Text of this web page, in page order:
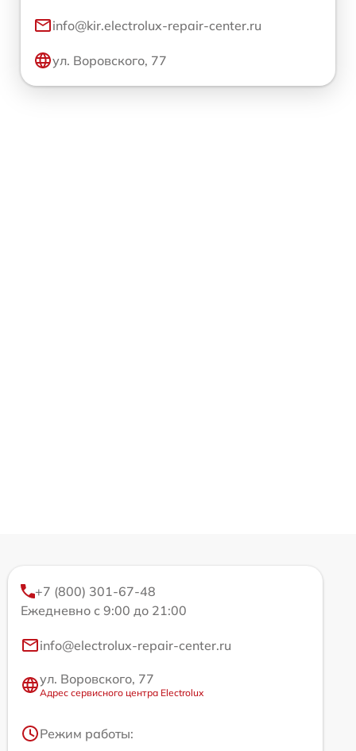
info@kir.electrolux-repair-center.ru
ул. Воровского, 77
+7 (800) 301-67-48
Ежедневно с 9:00 до 21:00
info@electrolux-repair-center.ru
ул. Воровского, 77
Адрес сервисного центра Electrolux
Режим работы: